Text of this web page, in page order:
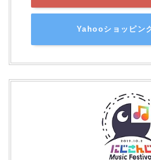
Yahooショッピン